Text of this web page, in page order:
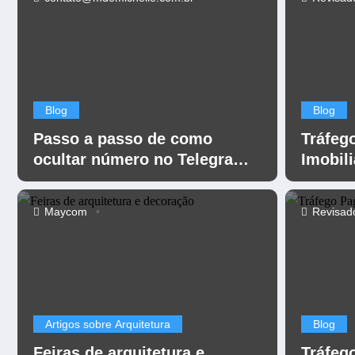
Blog
Passo a passo de como
ocultar número no Telegram
para ter mais privacidade
Artigos sobre Arquitetura
Maycom
Blog
Digital
Blog